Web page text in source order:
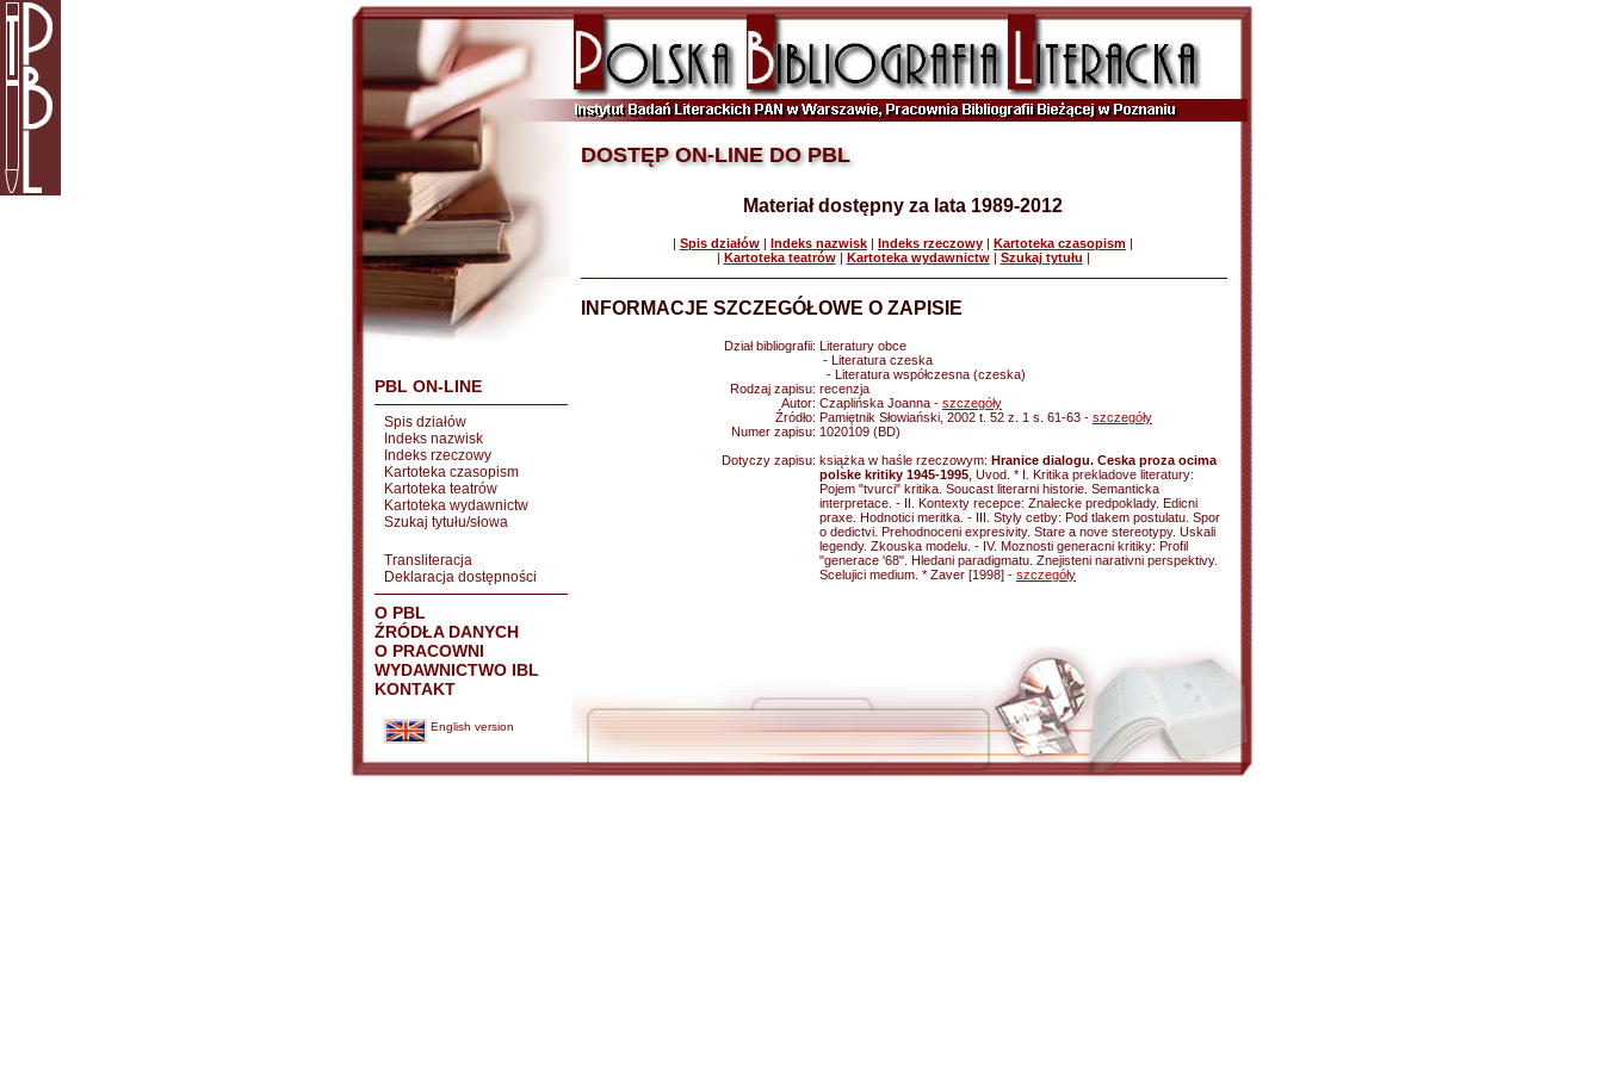
PBL ON-LINE
Spis działów
Indeks nazwisk
Indeks rzeczowy
Kartoteka czasopism
Kartoteka teatrów
Kartoteka wydawnictw
Szukaj tytułu/słowa
Transliteracja
Deklaracja dostępności
O PBL
ŹRÓDŁA DANYCH
O PRACOWNI
WYDAWNICTWO IBL
KONTAKT
English version
DOSTĘP ON-LINE DO PBL
Materiał dostępny za lata 1989-2012
| Spis działów | Indeks nazwisk | Indeks rzeczowy | Kartoteka czasopism |
| Kartoteka teatrów| Kartoteka wydawnictw| Szukaj tytułu |
INFORMACJE SZCZEGÓŁOWE O ZAPISIE
Dział bibliografii: Literatury obce
- Literatura czeska
- Literatura współczesna (czeska)
Rodzaj zapisu: recenzja
Autor: Czaplińska Joanna - szczegóły
Źródło: Pamiętnik Słowiański, 2002 t. 52 z. 1 s. 61-63 - szczegóły
Numer zapisu: 1020109 (BD)
Dotyczy zapisu: książka w haśle rzeczowym: Hranice dialogu. Ceska proza ocima
polske kritiky 1945-1995 , Uvod. * I. Kritika prekladove literatury:
Pojem "tvurci" kritika. Soucast literarni historie. Semanticka
interpretace. - II. Kontexty recepce: Znalecke predpoklady. Edicni
praxe. Hodnotici meritka. - III. Styly cetby: Pod tlakem postulatu. Spor
o dedictvi. Prehodnoceni expresivity. Stare a nove stereotypy. Uskali
legendy. Zkouska modelu. - IV. Moznosti generacni kritiky: Profil
"generace '68". Hledani paradigmatu. Znejisteni narativni perspektivy.
Scelujici medium. * Zaver [1998] - szczegóły